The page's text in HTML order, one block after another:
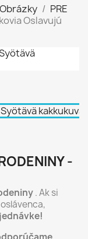
PRE
Oslavujú
-
. Ak si